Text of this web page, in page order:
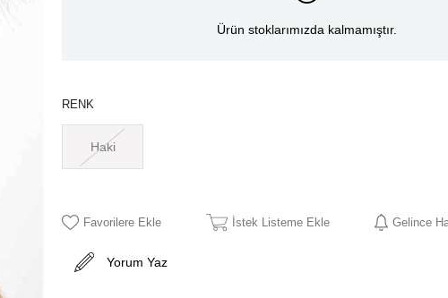
Ürün stoklarımızda kalmamıştır.
RENK
Haki
Favorilere Ekle İstek Listeme Ekle Gelince
Yorum Yaz